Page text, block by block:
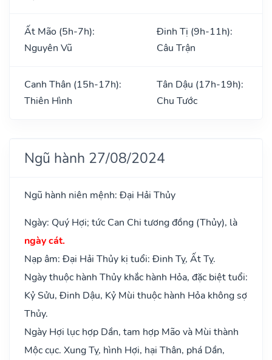
Ất Mão (5h-7h):
Nguyên Vũ
Đinh Tị (9h-11h):
Câu Trận
Canh Thân (15h-17h):
Thiên Hình
Tân Dậu (17h-19h):
Chu Tước
Ngũ hành 27/08/2024
Ngũ hành niên mệnh: Đại Hải Thủy
Ngày: Quý Hợi; tức Can Chi tương đồng (Thủy), là
ngày cát.
Nạp âm: Đại Hải Thủy kị tuổi: Đinh Tỵ, Ất Tỵ.
Ngày thuộc hành Thủy khắc hành Hỏa, đặc biệt tuổi:
Kỷ Sửu, Đinh Dậu, Kỷ Mùi thuộc hành Hỏa không sợ
Thủy.
Ngày Hợi lục hợp Dần, tam hợp Mão và Mùi thành
Mộc cục. Xung Tỵ, hình Hợi, hại Thân, phá Dần,